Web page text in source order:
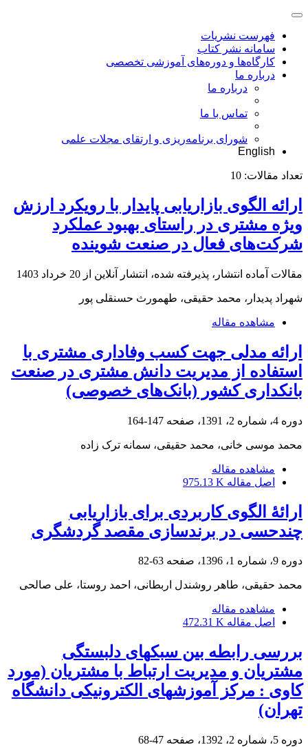
فهرست نشریات
سامانه نشر کتاب
کارگاه‌ها و دوره‌های آموزشی تخصصی
درباره ما
درباره ما
تماس با ما
شورای برنامه‌ریزی و ارتقای مجلات علمی
English
تعداد مقالات: 10
ارائه الگوی بازاریابی پایدار با رویکرد ارزش
ویژه مشتری در راستای بهبود عملکرد
شرکت‌های فعال در صنعت شوینده
مقالات آماده انتشار، پذیرفته شده، انتشار آنلاین از 20 خرداد 1403
شهراد پدیدار، محمد حقیقی، طهمورث حسنقلی پور
مشاهده مقاله
ارائه مدلی جهت کسب وفاداری مشتری با
استفاده از مدیریت دانش مشتری در صنعت
بانکداری کشور (بانک‌های خصوصی)
دوره 4، شماره 2، 1391، صفحه 147-164
محمد موسی خانی، محمد حقیقی، سمانه ترک زاده
مشاهده مقاله
اصل مقاله 975.13 K
ارائۀ الگوی کاربردی برای بازاریابی
چندحسی در برندسازی مقصد گردشگری
دوره 9، شماره 1، 1396، صفحه 63-82
محمد حقیقی، طاهر روشندل اربطانی، احمد روستا، علی صالحی
مشاهده مقاله
اصل مقاله 472.31 K
بررسی رابطه بین سبک‎های دلبستگی
مشتریان و مدیریت ارتباط با مشتریان (مورد
کاوی : مرکز آموزش‎های الکترونیکی دانشگاه
تهران)
دوره 5، شماره 2، 1392، صفحه 47-68